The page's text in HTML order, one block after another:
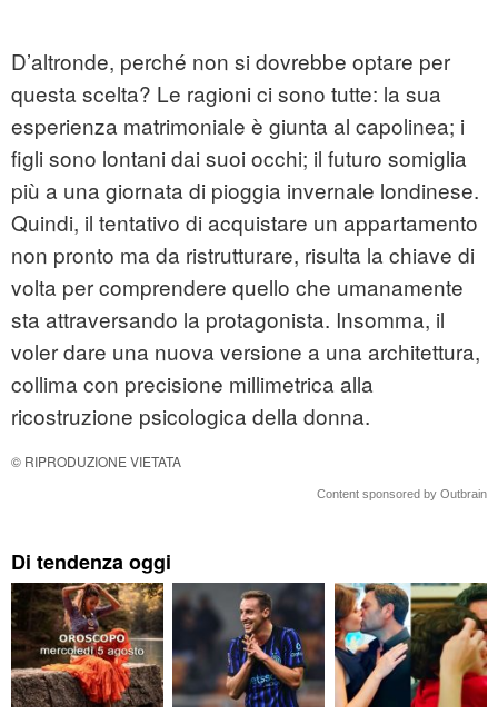
D’altronde, perché non si dovrebbe optare per
questa scelta? Le ragioni ci sono tutte: la sua
esperienza matrimoniale è giunta al capolinea; i
figli sono lontani dai suoi occhi; il futuro somiglia
più a una giornata di pioggia invernale londinese.
Quindi, il tentativo di acquistare un appartamento
non pronto ma da ristrutturare, risulta la chiave di
volta per comprendere quello che umanamente
sta attraversando la protagonista. Insomma, il
voler dare una nuova versione a una architettura,
collima con precisione millimetrica alla
ricostruzione psicologica della donna.
© RIPRODUZIONE VIETATA
Content sponsored by Outbrain
Di tendenza oggi